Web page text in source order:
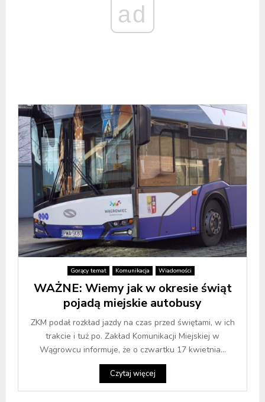
ad
Gorący temat Komunikacja Wiadomości
WAŻNE: Wiemy jak w okresie świąt
pojadą miejskie autobusy
ZKM podał rozkład jazdy na czas przed świętami, w ich
trakcie i tuż po. Zakład Komunikacji Miejskiej w
Wągrowcu informuje, że o czwartku 17 kwietnia...
Czytaj więcej